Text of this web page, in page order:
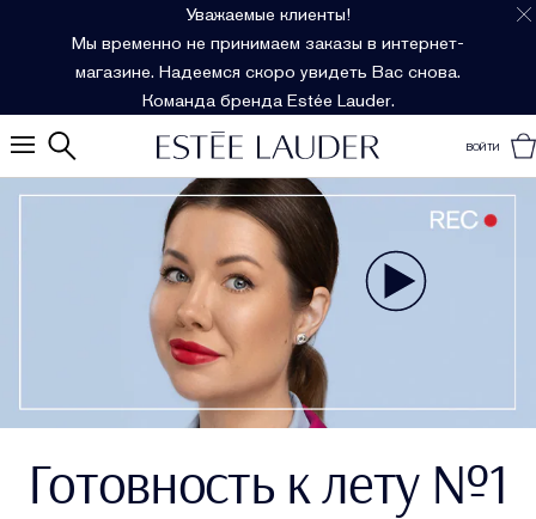
Уважаемые клиенты!
Мы временно не принимаем заказы в интернет-
магазине. Надеемся скоро увидеть Вас снова.
Команда бренда Estée Lauder.
ВОЙТИ
Готовность к лету №1